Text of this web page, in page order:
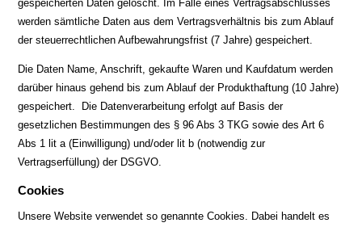
gespeicherten Daten gelöscht. Im Falle eines Vertragsabschlusses
werden sämtliche Daten aus dem Vertragsverhältnis bis zum Ablauf
der steuerrechtlichen Aufbewahrungsfrist (7 Jahre) gespeichert.
Die Daten Name, Anschrift, gekaufte Waren und Kaufdatum werden
darüber hinaus gehend bis zum Ablauf der Produkthaftung (10 Jahre)
gespeichert. Die Datenverarbeitung erfolgt auf Basis der
gesetzlichen Bestimmungen des § 96 Abs 3 TKG sowie des Art 6
Abs 1 lit a (Einwilligung) und/oder lit b (notwendig zur
Vertragserfüllung) der DSGVO.
Cookies
Unsere Website verwendet so genannte Cookies. Dabei handelt es